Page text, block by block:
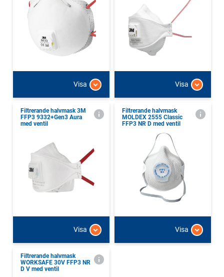
Visa Visa
Filtrerande halvmask 3M
FFP3 9332+Gen3 Aura
med ventil
Visa
Filtrerande halvmask
MOLDEX 2555 Classic
FFP3 NR D med ventil
Visa
Filtrerande halvmask
WORKSAFE 30V FFP3 NR
D V med ventil